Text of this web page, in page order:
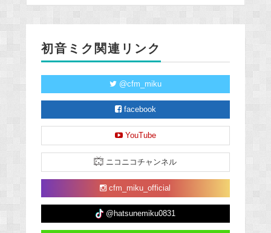
初音ミク関連リンク
@cfm_miku
facebook
YouTube
ニコニコチャンネル
cfm_miku_official
@hatsunemiku0831